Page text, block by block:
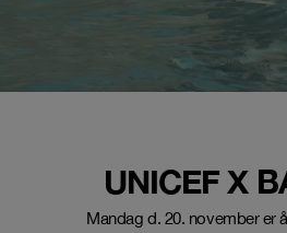
UNICEF X
Mandag d. 20. november er